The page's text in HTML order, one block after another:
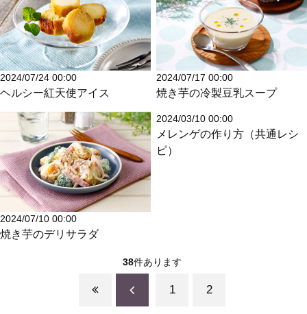
2024/07/24 00:00
ヘルシー紅天使アイス
2024/07/17 00:00
焼き芋の冷製豆乳スープ
2024/07/10 00:00
焼き芋のデリサラダ
2024/03/10 00:00
メレンゲの作り方（共通レシ
ピ）
38件あります
1 2